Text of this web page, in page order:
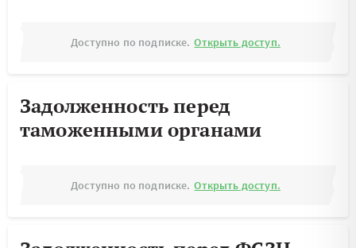
Доступно по подписке. Открыть доступ.
Задолженность перед
таможенными органами
Доступно по подписке. Открыть доступ.